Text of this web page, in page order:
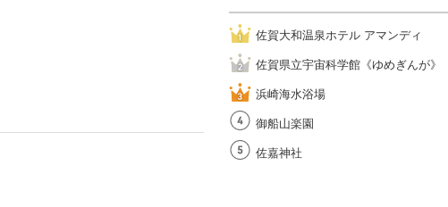
佐賀大和温泉ホテル アマンディ
佐賀県立宇宙科学館《ゆめぎんが》
浜崎海水浴場
御船山楽園
佐嘉神社